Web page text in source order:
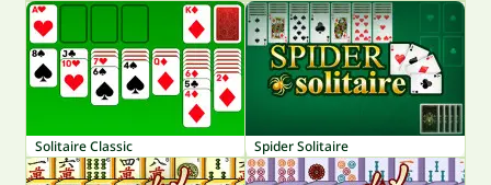
Solitaire Classic Spider Solitaire